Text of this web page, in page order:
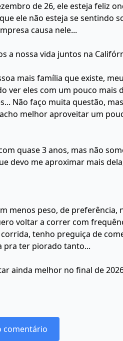
de 26, ele esteja feliz
ele não esteja se sentindo
causa nele...
a nossa vida juntos na
mais família que existe,
ver eles com um pouco mais
Não faço muita questão,
melhor aproveitar um
quase 3 anos, mas não
devo me aproximar mais
menos peso, de preferência,
voltar a correr com
tenho preguiça de
pra ter piorado tanto...
ainda melhor no final de
comentário